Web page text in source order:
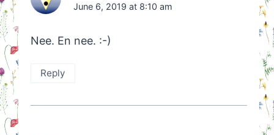
June 6, 2019 at 8:10 am
Nee. En nee. :-)
Reply